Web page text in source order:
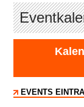
EVENTS